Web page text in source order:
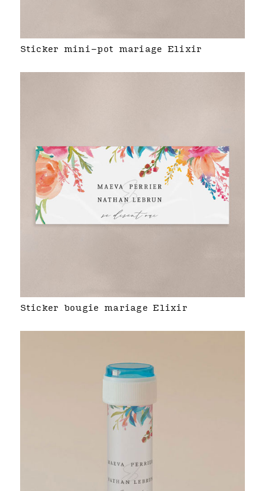
Sticker mini-pot mariage Elixir
Sticker bougie mariage Elixir